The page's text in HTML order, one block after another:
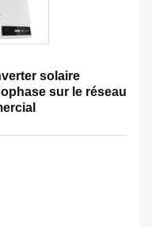
solaire
sur le réseau